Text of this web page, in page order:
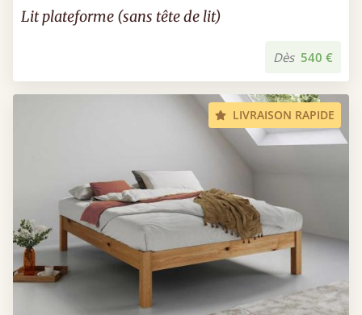
Lit plateforme (sans tête de lit)
Dès 540 €
LIVRAISON RAPIDE